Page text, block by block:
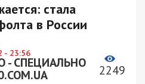
стала
в России
- 23:56
- СПЕЦИАЛЬНО
2249